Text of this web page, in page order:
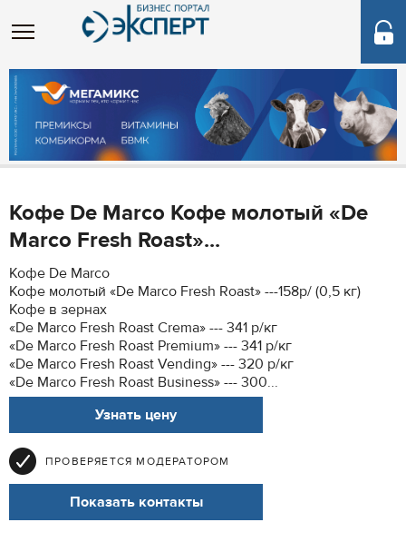
Кофе De Marco Кофе молотый «De
Marco Fresh Roast»...
Кофе De Marco
Кофе молотый «De Marco Fresh Roast» ---158р/ (0,5 кг)
Кофе в зернах
«De Marco Fresh Roast Crema» --- 341 р/кг
«De Marco Fresh Roast Premium» --- 341 р/кг
«De Marco Fresh Roast Vending» --- 320 р/кг
«De Marco Fresh Roast Business» --- 300...
Узнать цену
ПРОВЕРЯЕТСЯ МОДЕРАТОРОМ
Показать контакты